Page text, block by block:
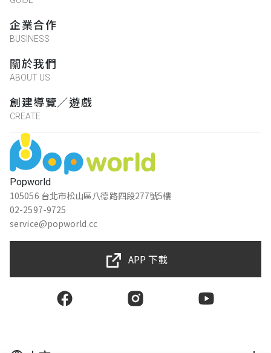
Popworld
105056 台北市松山區八德路四段277號5樓
02-2597-9725
service@popworld.cc
企業合作
BUSINESS
關於我們
ABOUT US
創建導覽／遊戲
CREATE
APP 下載